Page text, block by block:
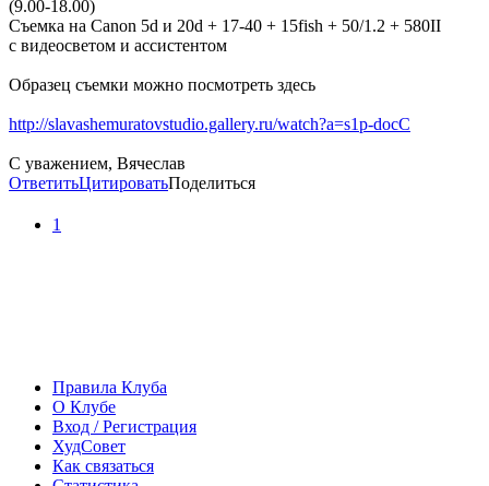
(9.00-18.00)
Съемка на Canon 5d и 20d + 17-40 + 15fish + 50/1.2 + 580II
c видеосветом и ассистентом
Образец съемки можно посмотреть здесь
http://slavashemuratovstudio.gallery.ru/watch?a=s1p-docC
С уважением, Вячеслав
ОтветитьЦитироватьПоделиться
1
Правила Клуба
О Клубе
Вход / Регистрация
ХудСовет
Как связаться